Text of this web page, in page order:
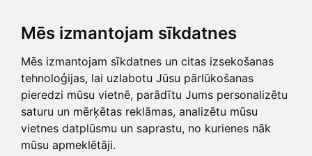
Mēs izmantojam sīkdatnes
Mēs izmantojam sīkdatnes un citas izsekošanas
tehnoloģijas, lai uzlabotu Jūsu pārlūkošanas
pieredzi mūsu vietnē, parādītu Jums personalizētu
saturu un mērķētas reklāmas, analizētu mūsu
vietnes datplūsmu un saprastu, no kurienes nāk
mūsu apmeklētāji.